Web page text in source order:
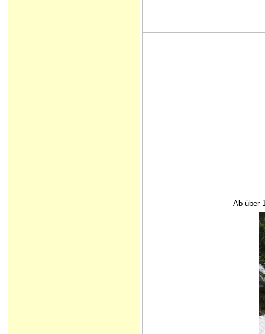
Ab über